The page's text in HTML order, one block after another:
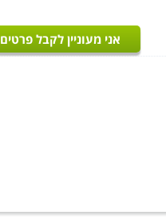
אני מעוניין לקבל פרטים